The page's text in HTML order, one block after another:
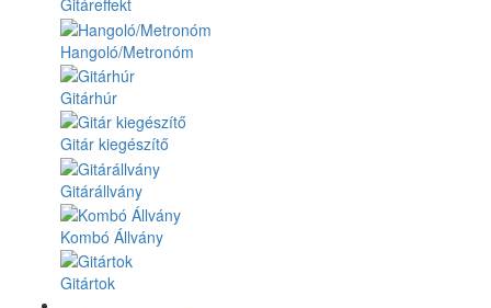
Gitáreffekt
Hangoló/Metronóm
Gitárhúr
Gitár kiegészítő
Gitárállvány
Kombó Állvány
Gitártok